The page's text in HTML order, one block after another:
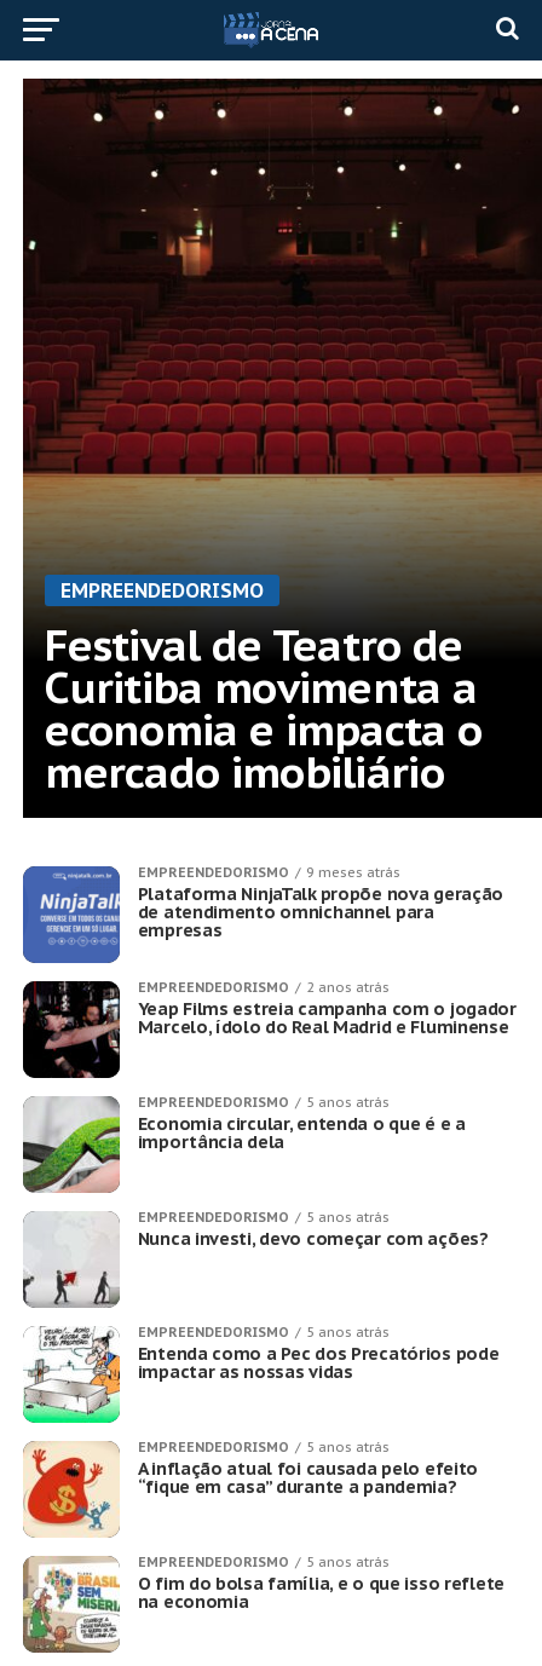
EMPREENDEDORISMO
Festival de Teatro de
Curitiba movimenta a
economia e impacta o
mercado imobiliário
EMPREENDEDORISMO 9 meses atrás
Plataforma NinjaTalk propõe nova geração
de atendimento omnichannel para
empresas
EMPREENDEDORISMO 2 anos atrás
Yeap Films estreia campanha com o jogador
Marcelo, ídolo do Real Madrid e Fluminense
EMPREENDEDORISMO 5 anos atrás
Economia circular, entenda o que é e a
importância dela
EMPREENDEDORISMO 5 anos atrás
Nunca investi, devo começar com ações?
EMPREENDEDORISMO 5 anos atrás
Entenda como a Pec dos Precatórios pode
impactar as nossas vidas
EMPREENDEDORISMO 5 anos atrás
A inflação atual foi causada pelo efeito
“fique em casa” durante a pandemia?
EMPREENDEDORISMO 5 anos atrás
O fim do bolsa família, e o que isso reflete
na economia